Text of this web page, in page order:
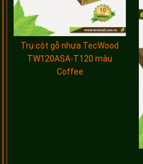
Trụ cột gỗ nhựa TecWood
TW120ASA-T120 màu
Coffee